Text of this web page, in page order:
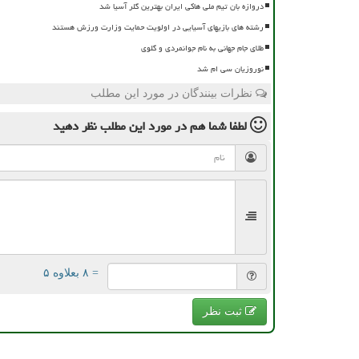
دروازه بان تیم ملی هاکی ایران بهترین گلر آسیا شد
رشته های بازیهای آسیایی در اولویت حمایت وزارت ورزش هستند
طلای جام جهانی به نام جوانمردی و گلوی
نوروزیان سی ام شد
نظرات بینندگان در مورد این مطلب
لطفا شما همدر مورد این مطلبنظر دهید
= ۸ بعلاوه ۵
ثبت نظر